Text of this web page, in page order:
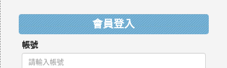
會員登入
帳號